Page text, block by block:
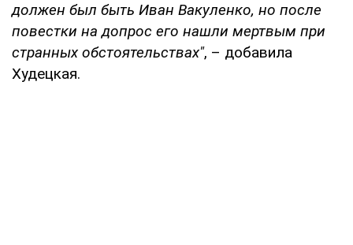
должен был быть Иван Вакуленко, но после
повестки на допрос его нашли мертвым при
странных обстоятельствах", – добавила
Худецкая.